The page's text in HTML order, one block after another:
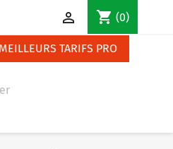
shopping_cart (0)

TARIFS PRO